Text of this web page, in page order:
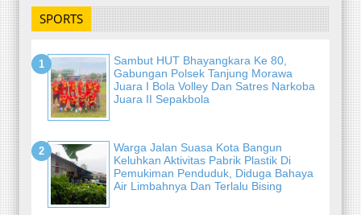
SPORTS
Sambut HUT Bhayangkara Ke 80,
Gabungan Polsek Tanjung Morawa
Juara I Bola Volley Dan Satres Narkoba
Juara II Sepakbola
Warga Jalan Suasa Kota Bangun
Keluhkan Aktivitas Pabrik Plastik Di
Pemukiman Penduduk, Diduga Bahaya
Air Limbahnya Dan Terlalu Bising